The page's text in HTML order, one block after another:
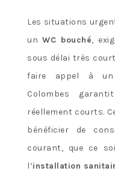
Les situations
unWC bouché,
sous délai très
faire appel à un
Colombes
réellement courts.
bénéficier de
courant, que ce
l’installation